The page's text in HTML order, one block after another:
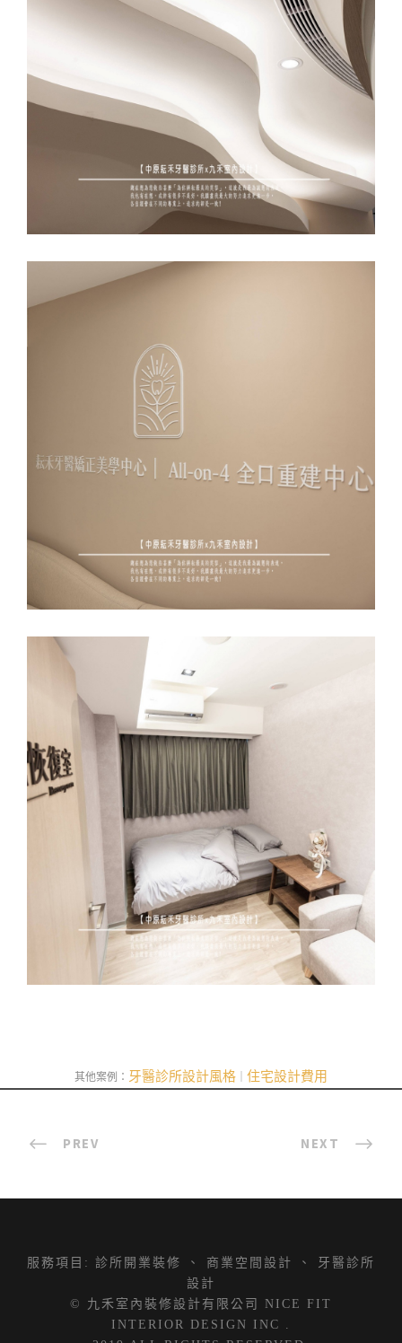
其他案例： 牙醫診所設計風格 住宅設計費用
PREV NEXT
服務項目: 診所開業裝修 、 商業空間設計 、
牙醫診所
設計
© 九禾室內裝修設計有限公司 NICE FIT
INTERIOR DESIGN INC .